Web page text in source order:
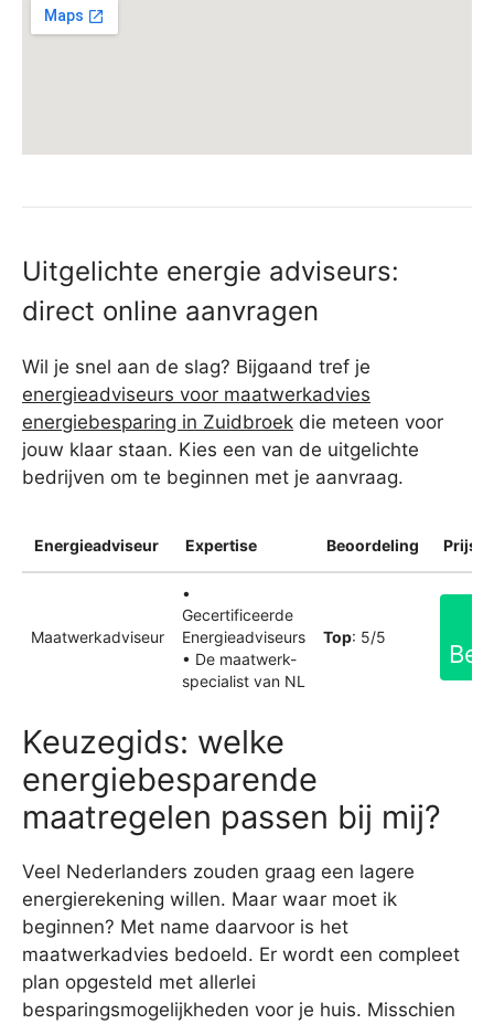
Uitgelichte energie adviseurs:
direct online aanvragen
Wil je snel aan de slag? Bijgaand tref je
energieadviseurs voor maatwerkadvies
energiebesparing in Zuidbroek die meteen voor
jouw klaar staan. Kies een van de uitgelichte
bedrijven om te beginnen met je aanvraag.
Energieadviseur Expertise Beoordeling
Maatwerkadviseur
•
Gecertificeerde
Energieadviseurs
• De maatwerk-
specialist van NL
Top: 5/5
Keuzegids: welke
energiebesparende
maatregelen passen bij mij?
Veel Nederlanders zouden graag een lagere
energierekening willen. Maar waar moet ik
beginnen? Met name daarvoor is het
maatwerkadvies bedoeld. Er wordt een compleet
plan opgesteld met allerlei
besparingsmogelijkheden voor je huis. Misschien